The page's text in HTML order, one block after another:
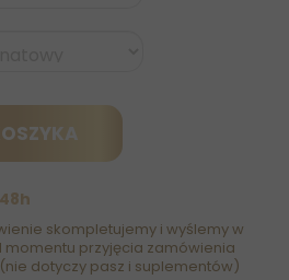
skompletujemy i wyślemy w
momentu przyjęcia zamówienia
dotyczy pasz i suplementów)